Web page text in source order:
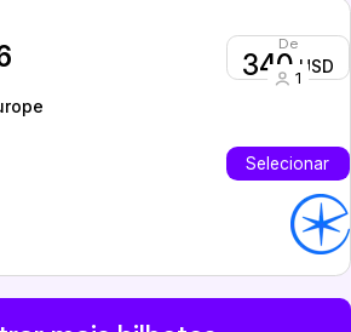
De
340 USD
1
Selecionar